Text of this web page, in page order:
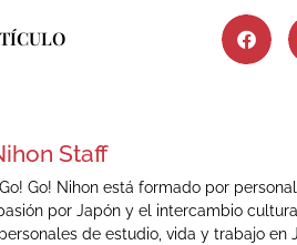
Staff
Go! Nihon está formado por
por Japón y el intercambio
de estudio, vida y trabajo en